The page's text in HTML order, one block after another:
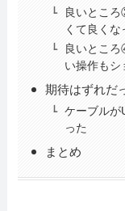
良いとこ
くて良くな
良いとこ
い操作もシ
期待はずれだ
ケーブルが
った
まとめ